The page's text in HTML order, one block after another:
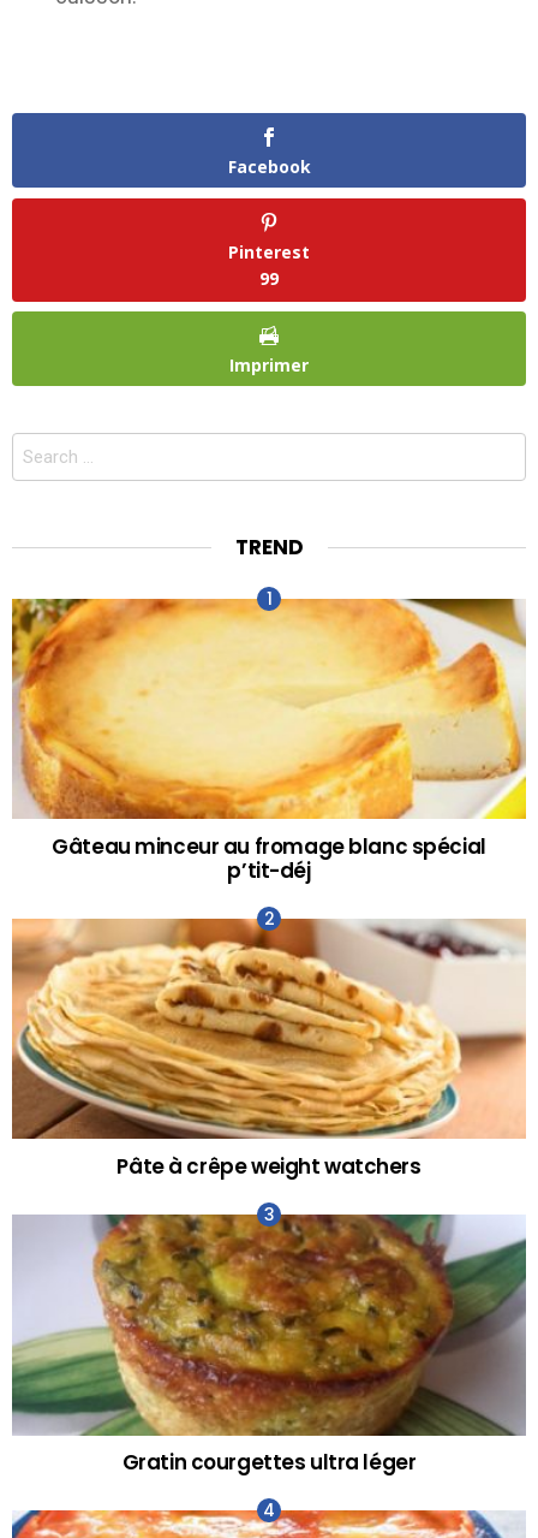
Facebook
Pinterest
99
Imprimer
Search
TREND
Gâteau minceur au fromage blanc spécial
p’tit-déj
Pâte à crêpe weight watchers
Gratin courgettes ultra léger